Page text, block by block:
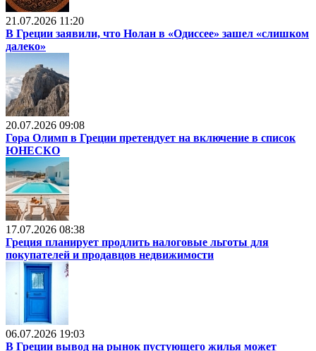
21.07.2026 11:20
В Греции заявили, что Нолан в «Одиссее» зашел «слишком
далеко»
20.07.2026 09:08
Гора Олимп в Греции претендует на включение в список
ЮНЕСКО
17.07.2026 08:38
Греция планирует продлить налоговые льготы для
покупателей и продавцов недвижимости
06.07.2026 19:03
В Греции вывод на рынок пустующего жилья может